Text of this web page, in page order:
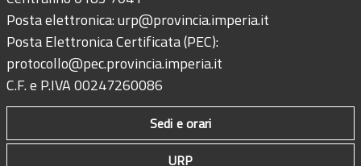
Posta elettronica:urp@provincia.imperia.it
Posta Elettronica Certificata (PEC):
protocollo@pec.provincia.imperia.it
C.F. e P.IVA 00247260086
Sedi e orari
URP